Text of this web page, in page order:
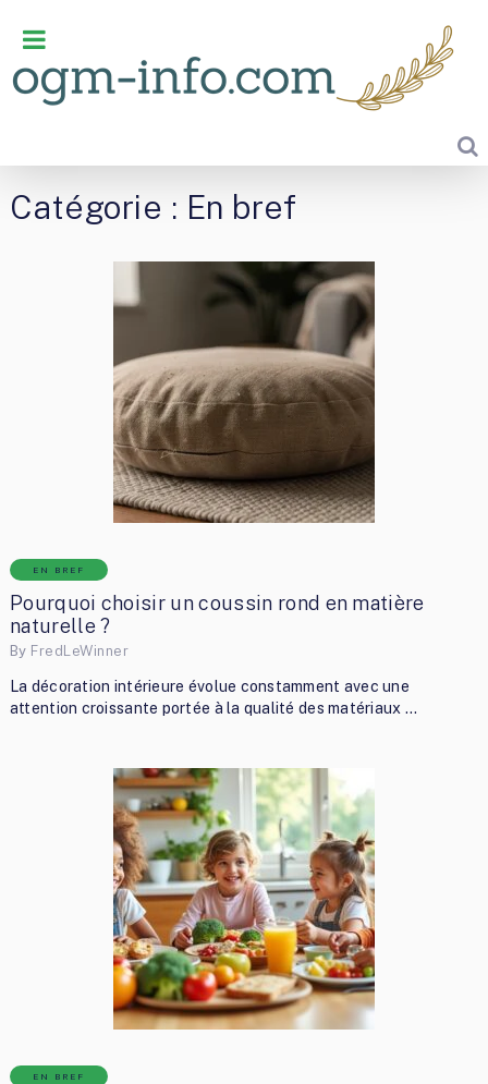
Catégorie : En bref
EN BREF
Pourquoi choisir un coussin rond en matière
naturelle ?
By FredLeWinner
La décoration intérieure évolue constamment avec une
attention croissante portée à la qualité des matériaux …
EN BREF